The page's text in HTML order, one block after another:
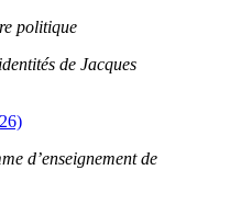
politique
de Jacques
d’enseignement de